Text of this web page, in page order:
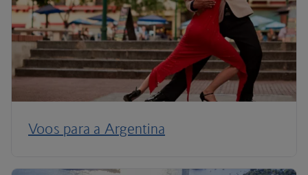
Voos para a Argentina